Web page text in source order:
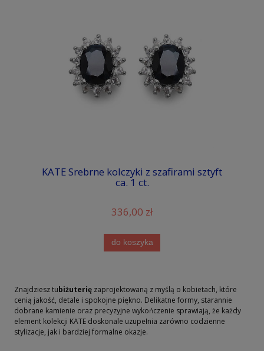
KATE Srebrne kolczyki z szafirami sztyft
ca. 1 ct.
336,00 zł
do koszyka
Znajdziesz tubiżuterię zaprojektowaną z myślą o kobietach, które
cenią jakość, detale i spokojne piękno. Delikatne formy, starannie
dobrane kamienie oraz precyzyjne wykończenie sprawiają, że każdy
element kolekcji KATE doskonale uzupełnia zarówno codzienne
stylizacje, jak i bardziej formalne okazje.